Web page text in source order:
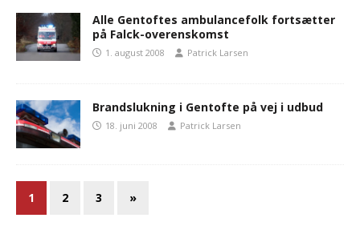
Alle Gentoftes ambulancefolk fortsætter
på Falck-overenskomst
1. august 2008 Patrick Larsen
Brandslukning i Gentofte på vej i udbud
18. juni 2008 Patrick Larsen
1 2 3 »